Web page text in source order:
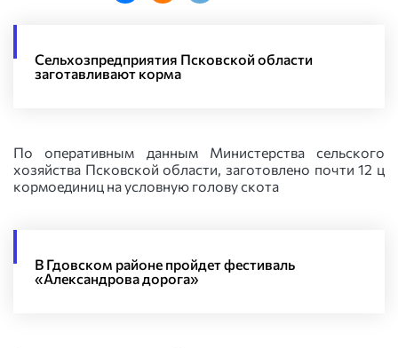
Сельхозпредприятия Псковской области
заготавливают корма
По оперативным данным Министерства сельского
хозяйства Псковской области, заготовлено почти 12 ц
кормоединиц на условную голову скота
В Гдовском районе пройдет фестиваль
«Александрова дорога»